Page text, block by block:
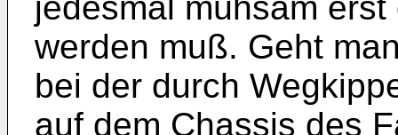
werden muß. Geht
bei der durch
auf dem Chassis des